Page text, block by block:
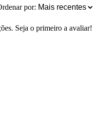
por:
Seja o primeiro a avaliar!